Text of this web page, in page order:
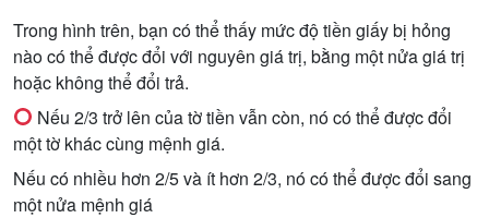
Trong hình trên, bạn có thểthấy mức độtiền giấy bị hỏng
nào có thểđược đổi với nguyên giá trị, bằng một nửa giá trị
hoặc không thểđổi trả.
️ Nếu 2/3 trở lên của tờtiền vẫn còn, nó có thểđược đổi
một tờ khác cùng mệnh giá.
Nếu có nhiều hơn 2/5 và ít hơn 2/3, nó có thểđược đổi sang
một nửa mệnh giá